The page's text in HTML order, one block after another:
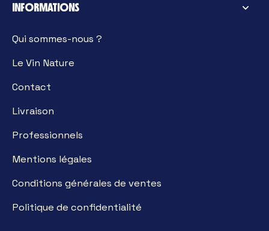
INFORMATIONS
Qui sommes-nous ?
Le Vin Nature
Contact
Livraison
Professionnels
Mentions légales
Conditions générales de ventes
Politique de confidentialité